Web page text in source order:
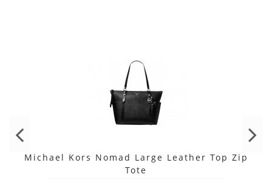
Michael Kors Nomad Large Leather Top Zip
Tote